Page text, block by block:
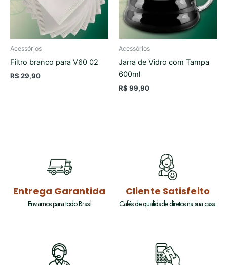
Acessórios
Filtro branco para V60 02
R$ 29,90
Acessórios
Jarra de Vidro com Tampa
600ml
R$ 99,90
Entrega Garantida
Enviamos para todo Brasil
Cliente Satisfeito
Cafés de qualidade diretos na sua casa.